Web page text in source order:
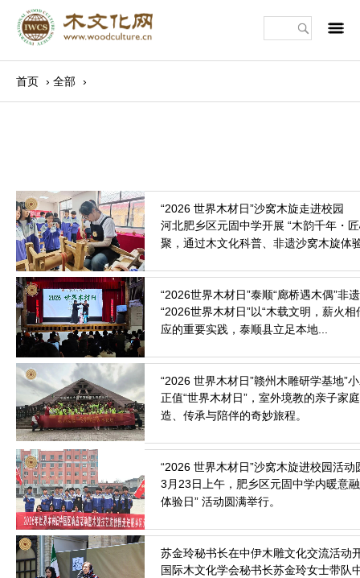
首页 › 全部 ›
河北肥乡区元固中学开展 “木韵千年・
聚，通过木文化科普、非遗沙窝木旋体
2026.3.26
“2026世界木材日”以“木载文明，薪火
应的重要实践，泰顺县立足本地...
2026.3.25
正值“世界木材日”，室外境教的亲子家
造、传承与陪伴的奇妙旅程。
2026.3.25
3月23日上午，肥乡区元固中学内暖意
体验日” 活动圆满举行。
2026.3.24
国际木文化学会秘书长苏金玲女士带队